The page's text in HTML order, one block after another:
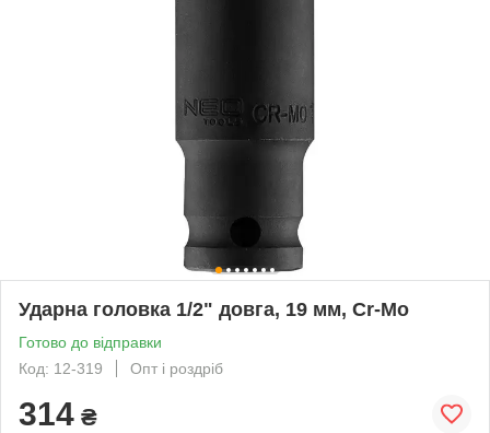
Ударна головка 1/2" довга, 19 мм, Cr-Mo
Готово до відправки
Код: 12-319
Опт і роздріб
314 ₴